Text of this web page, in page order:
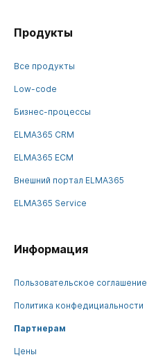
Продукты
Все продукты
Low-code
Бизнес-процессы
ELMA365 CRM
ELMA365 ECM
Внешний портал ELMA365
ELMA365 Service
Информация
Пользовательское соглашение
Политика конфедициальности
Партнерам
Цены